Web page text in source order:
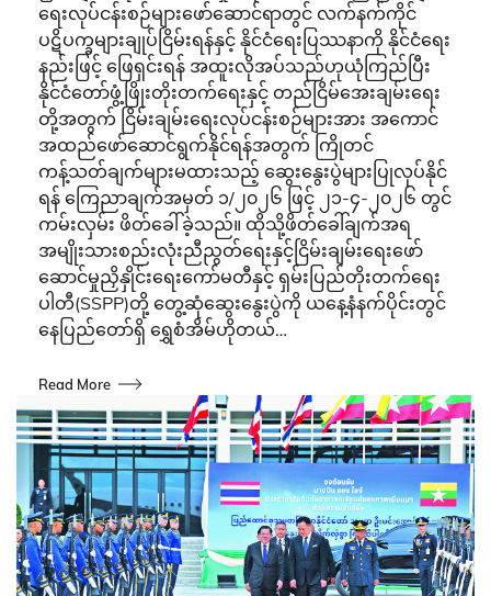
ရေးလုပ်ငန်းစဉ်များဖော်ဆောင်ရာတွင် လက်နက်ကိုင်
ပဋိပက္ခများချုပ်ငြိမ်းရန်နှင့် နိုင်ငံရေးပြဿနာကို နိုင်ငံရေး
နည်းဖြင့် ဖြေရှင်းရန် အထူးလိုအပ်သည်ဟုယုံကြည်ပြီး
နိုင်ငံတော်ဖွံ့ဖြိုးတိုးတက်ရေးနှင့် တည်ငြိမ်အေးချမ်းရေး
တို့အတွက် ငြိမ်းချမ်းရေးလုပ်ငန်းစဉ်များအား အကောင်
အထည်ဖော်ဆောင်ရွက်နိုင်ရန်အတွက် ကြိုတင်
ကန့်သတ်ချက်များမထားသည့် ဆွေးနွေးပွဲများပြုလုပ်နိုင်
ရန် ကြေညာချက်အမှတ် ၁/၂၀၂၆ ဖြင့် ၂၁-၄-၂၀၂၆ တွင်
ကမ်းလှမ်း ဖိတ်ခေါ်ခဲ့သည်။ ထိုသို့ဖိတ်ခေါ်ချက်အရ
အမျိုးသားစည်းလုံးညီညွတ်ရေးနှင့်ငြိမ်းချမ်းရေးဖော်
ဆောင်မှုညှိနှိုင်းရေးကော်မတီနှင့် ရှမ်းပြည်တိုးတက်ရေး
ပါတီ(SSPP)တို့ တွေ့ဆုံဆွေးနွေးပွဲကို ယနေ့နံနက်ပိုင်းတွင်
နေပြည်တော်ရှိ ရွှေစံအိမ်ဟိုတယ်…
Read More